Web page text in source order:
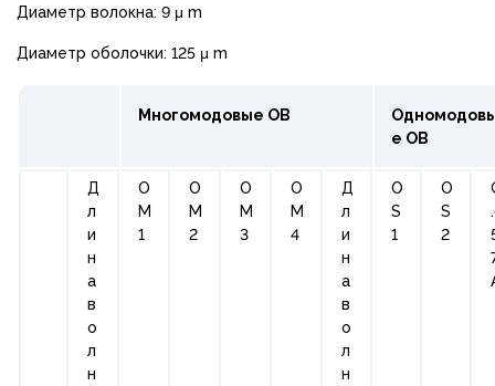
Диаметр волокна: 9 μ m
Диаметр оболочки: 125 μ m
Многомодовые ОВ
е ОВ
Д
л
и
н
а
в
о
л
н
О
М
1
О
М
2
О
М
3
О
М
4
Д
л
и
н
а
в
о
л
н
О
S
1
O
S
2